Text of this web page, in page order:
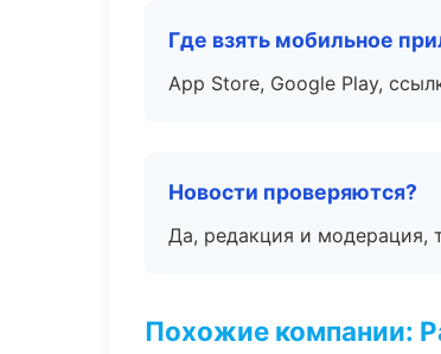
Где взять мобильное
App Store, Google Play,
Новости проверяются?
Да, редакция и модерация,
Похожие компании: